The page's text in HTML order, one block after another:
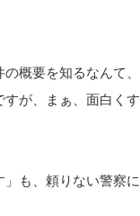
概要を知るなんて
が、まぁ、面白く
も、頼りない警察